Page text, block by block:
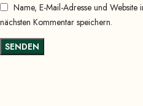
Name, E-Mail-Adresse und
nächsten Kommentar speichern.